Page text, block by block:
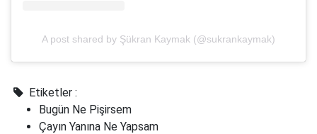
A post shared by Şükran Kaymak (@sukrankaymak)
Etiketler :
Bugün Ne Pişirsem
Çayın Yanına Ne Yapsam